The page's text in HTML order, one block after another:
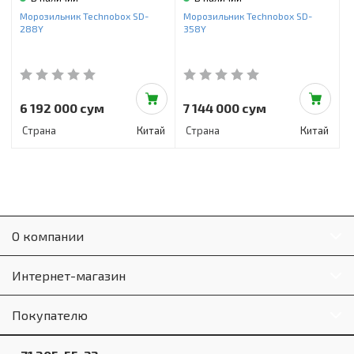
Инструменты и техника
Красота и здоровье
Пылесосы
Фильтры для воды
Морозильник Technobox SD-
288Y
6 192 000 сум
Страна Китай
Морозильник Technobox SD-
358Y
7 144 000 сум
Страна Китай
О компании
Интернет-магазин
Покупателю